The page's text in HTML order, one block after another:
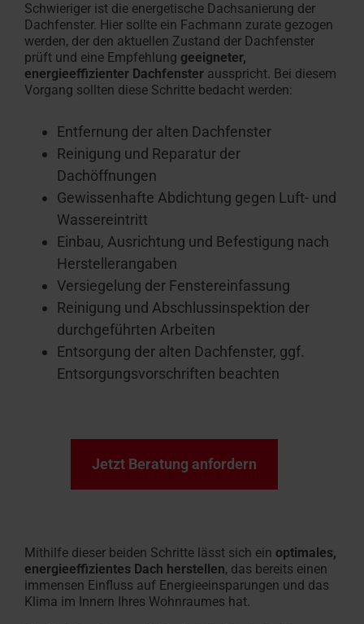
Schwieriger ist die energetische Dachsanierung der
Dachfenster. Hier sollte ein Fachmann zurate gezogen
werden, der den aktuellen Zustand der Dachfenster
prüft und eine Empfehlung geeigneter,
energieeffizienter Dachfenster ausspricht. Bei diesem
Vorgang sollten diese Schritte bedacht werden:
Entfernung der alten Dachfenster
Reinigung und Reparatur der
Dachöffnungen
Gewissenhafte Abdichtung gegen Luft- und
Wassereintritt
Einbau, Ausrichtung und Befestigung nach
Herstellerangaben
Versiegelung der Fenstereinfassung
Reinigung und Abschlussinspektion der
durchgeführten Arbeiten
Entsorgung der alten Dachfenster, ggf.
Entsorgungsvorschriften beachten
Jetzt Beratung anfordern
Mithilfe dieser beiden Schritte lässt sich ein optimales,
energieeffizientes Dach herstellen, das bereits einen
immensen Einfluss auf Energieeinsparungen und das
Klima im Innern Ihres Wohnraumes hat.